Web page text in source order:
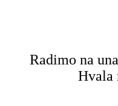
Radimo na
Hvala